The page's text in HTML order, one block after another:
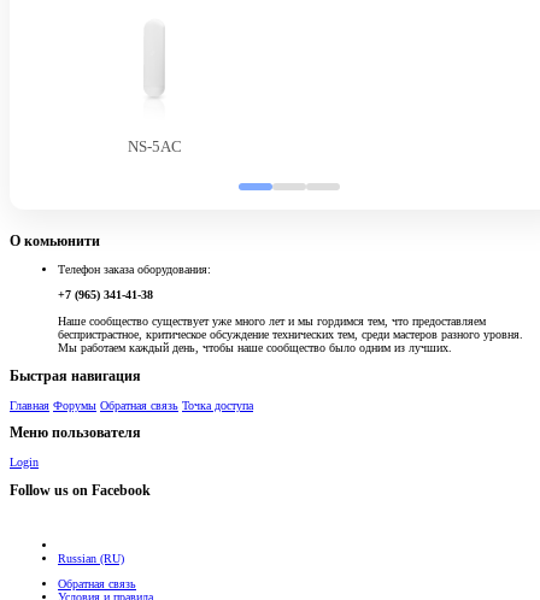
NS-5AC
О комьюнити
Телефон заказа оборудования:
+7 (965) 341-41-38
Наше сообщество существует уже много лет и мы гордимся тем, что предоставляем
беспристрастное, критическое обсуждение технических тем, среди мастеров разного уровня.
Мы работаем каждый день, чтобы наше сообщество было одним из лучших.
Быстрая навигация
Главная Форумы Обратная связь Точка доступа
Меню пользователя
Login
Follow us on Facebook
Russian (RU)
Обратная связь
Условия и правила